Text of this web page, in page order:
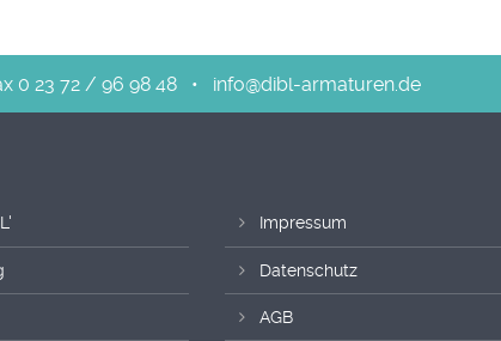
0 23 72 / 96 98 48 • info@dibl-armaturen.de
Impressum
Datenschutz
AGB